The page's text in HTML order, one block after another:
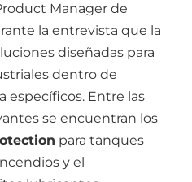
Manager de
la entrevista que la
diseñadas para
dentro de
específicos. Entre las
se encuentran los
para tanques
y el